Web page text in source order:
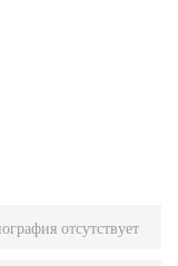
отсутствует